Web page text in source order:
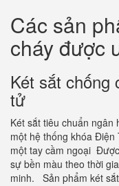
Các sản
cháy được
Két sắt chống
tử
Két sắt tiêu chuẩn
một hệ thống khóa
một tay cầm ngoại
sự bền màu theo thời
minh. Sản phẩm két